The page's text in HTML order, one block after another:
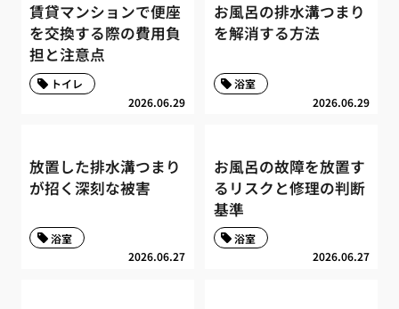
賃貸マンションで便座
を交換する際の費用負
担と注意点
2026.06.29
トイレ
お風呂の排水溝つまり
を解消する方法
2026.06.29
浴室
放置した排水溝つまり
が招く深刻な被害
2026.06.27
浴室
お風呂の故障を放置す
るリスクと修理の判断
基準
2026.06.27
浴室